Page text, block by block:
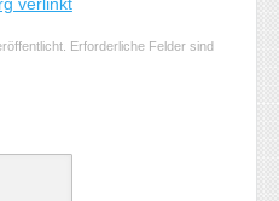
Erforderliche Felder sind